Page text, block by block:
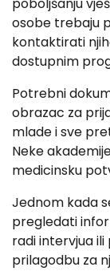
osobe trebaju
kontaktirati
dostupnim
Potrebni
obrazac za
mlade i sve
Neke
medicinsku
Jednom kada
pregledati
radi intervjua
prilagodbu za